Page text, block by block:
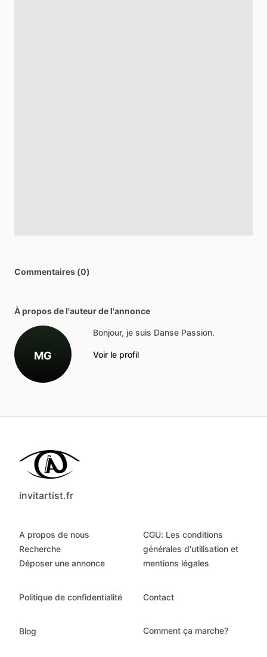
Commentaires (0)
À propos de l'auteur de l'annonce
MG
Bonjour, je suis Danse Passion.
Voir le profil
invitartist.fr
A propos de nous
Recherche
Déposer une annonce
CGU: Les conditions
générales d'utilisation et
mentions légales
Politique de confidentialité Contact
Blog Comment ça marche?